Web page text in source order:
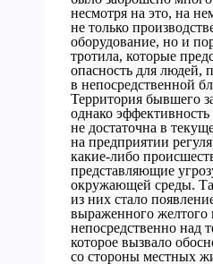
несмотря на это, на
не только
оборудование, но и
тротила, которые
опасность для
в непосредственной
Территория бывшего
однако
не достаточна в
на предприятии
какие-либо
представляющие
окружающей среды.
из них стало
выраженного желтого
непосредственно над
которое вызвало
со стороны местных